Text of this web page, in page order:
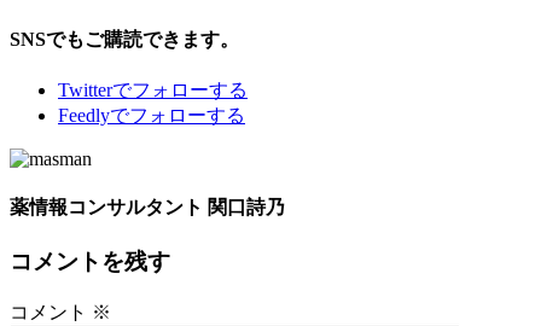
SNSでもご購読できます。
Twitterでフォローする
Feedlyでフォローする
薬情報コンサルタント 関口詩乃
コメントを残す
コメント ※